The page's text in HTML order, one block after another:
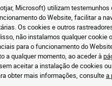
Microsoft) utilizam
do Website, facilitar a
Os cookies e outros
não instalamos qualquer cookie
para o funcionamento do
a qualquer momento, ao aceder à
aceitar a instalação de cookies
obter mais informações, consultea